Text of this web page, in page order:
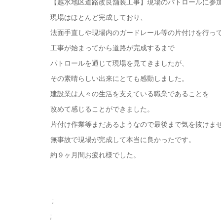
現場はほとんど完成しており、
法面手直しや現場内のガードレール等の片付けを行っ
工事が始まってから道路が完成するまで
パトロールを通じて現場を見てきましたが、
その素晴らしい出来にとても感動しました。
建設業は人々の生活を支えている職業であることを
改めて感じることができました。
片付け作業等まだあるようなので最後まで気を抜けませ
無事故で現場が完成して本当に良かったです。
約９ヶ月間お疲れ様でした。
;
;